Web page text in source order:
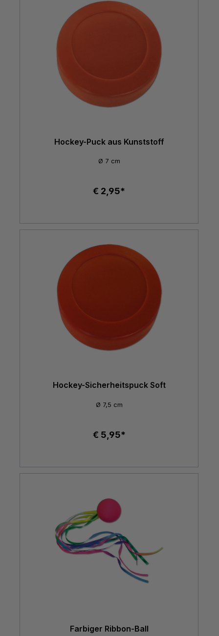
Hockey-Puck aus Kunststoff
Ø 7 cm
€ 2,95*
Hockey-Sicherheitspuck Soft
Ø 7,5 cm
€ 5,95*
Farbiger Ribbon-Ball